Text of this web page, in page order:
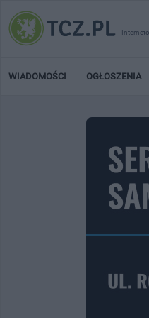
WIADOMOŚCI OGŁOSZENIA